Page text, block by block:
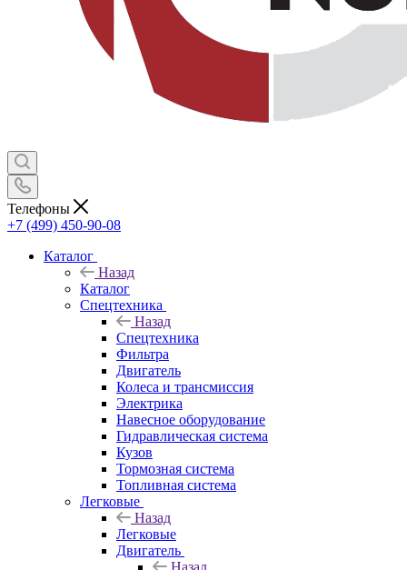
Телефоны
+7 (499) 450-90-08
Каталог
Назад
Каталог
Спецтехника
Назад
Спецтехника
Фильтра
Двигатель
Колеса и трансмиссия
Электрика
Навесное оборудование
Гидравлическая система
Кузов
Тормозная система
Топливная система
Легковые
Назад
Легковые
Двигатель
Назад